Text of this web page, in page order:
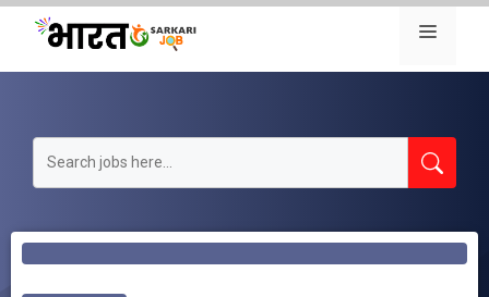
Skip
content
Menu